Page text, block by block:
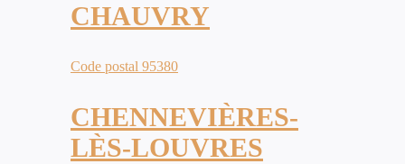
CHAUVRY
Code postal 95380
CHENNEVIÈRES-
LÈS-LOUVRES